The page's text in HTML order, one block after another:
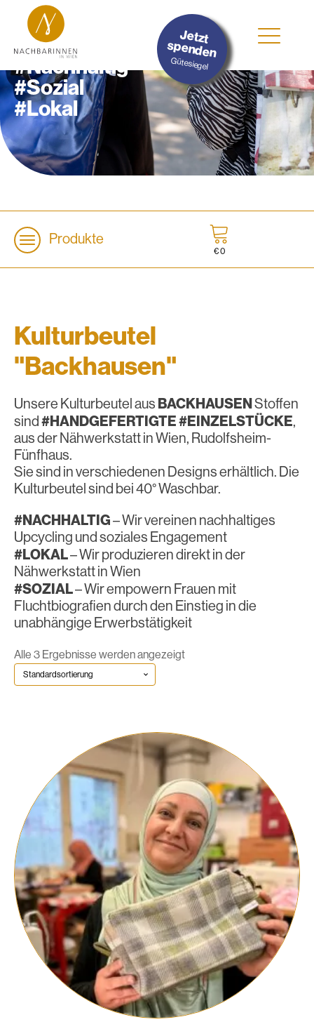
Jetzt
spenden
Gütesiegel
#Nachhaltig
#Sozial
#Lokal
Produkte
€0
Kulturbeutel
"Backhausen"
Unsere Kulturbeutel aus BACKHAUSENStoffen
sind #HANDGEFERTIGTE #EINZELSTÜCKE,
aus der Nähwerkstatt in Wien, Rudolfsheim-
Fünfhaus.
Sie sind in verschiedenen Designs erhältlich. Die
Kulturbeutel sind bei 40° Waschbar.
#NACHHALTIG– Wir vereinen nachhaltiges
Upcycling und soziales Engagement
#LOKAL– Wir produzieren direkt in der
Nähwerkstatt in Wien
#SOZIAL– Wir empowern Frauen mit
Fluchtbiografien durch den Einstieg in die
unabhängige Erwerbstätigkeit
Alle 3 Ergebnisse werden angezeigt